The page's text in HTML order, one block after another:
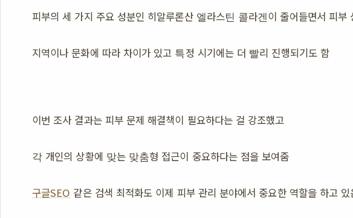
피부의 세 가지 주요 성분인 히알루론산 엘라스틴 콜라겐이 줄어들면서 피부
지역이나 문화에 따라 차이가 있고 특정 시기에는 더 빨리 진행되기도 함
이번 조사 결과는 피부 문제 해결책이 필요하다는 걸 강조했고
각 개인의 상황에 맞는 맞춤형 접근이 중요하다는 점을 보여줌
구글SEO 같은 검색 최적화도 이제 피부 관리 분야에서 중요한 역할을 하고 있